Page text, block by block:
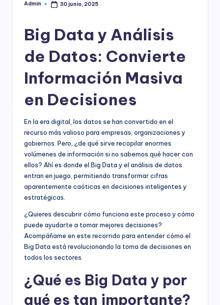
Publicado
Admin 30 junio, 2025
Big Data y Análisis
de Datos: Convierte
Información Masiva
en Decisiones
En la era digital, los datos se han convertido en el
recurso más valioso para empresas, organizaciones y
gobiernos. Pero, ¿de qué sirve recopilar enormes
volúmenes de información si no sabemos qué hacer con
ellos? Ahí es donde el Big Data y el análisis de datos
entran en juego, permitiendo transformar cifras
aparentemente caóticas en decisiones inteligentes y
estratégicas.
¿Quieres descubrir cómo funciona este proceso y cómo
puede ayudarte a tomar mejores decisiones?
Acompáñame en este recorrido para entender cómo el
Big Data está revolucionando la toma de decisiones en
todos los sectores.
¿Qué es Big Data y por
qué es tan importante?